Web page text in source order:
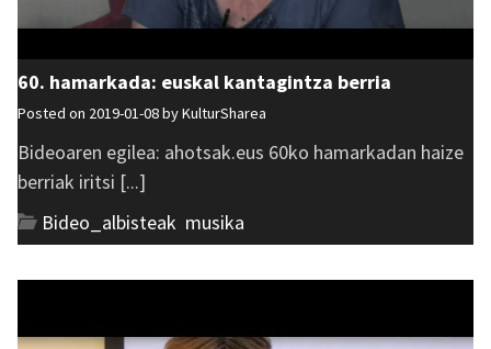
60. hamarkada: euskal kantagintza berria
Posted on 2019-01-08 byKulturSharea
Bideoaren egilea: ahotsak.eus 60ko hamarkadan haize
berriak iritsi [...]
Bideo_albisteak musika